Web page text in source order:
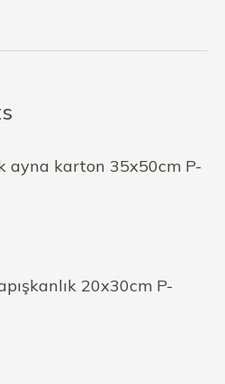
ayna karton 35x50cm P-
20x30cm P-